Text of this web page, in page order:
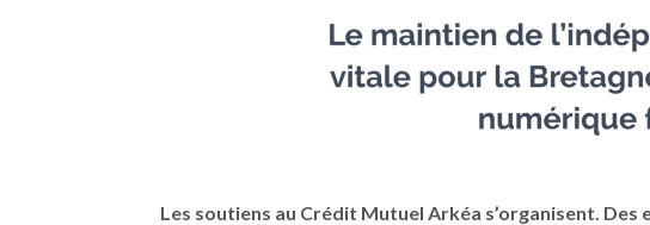
Les soutiens au Crédit Mutuel Arkéa s’organisent.